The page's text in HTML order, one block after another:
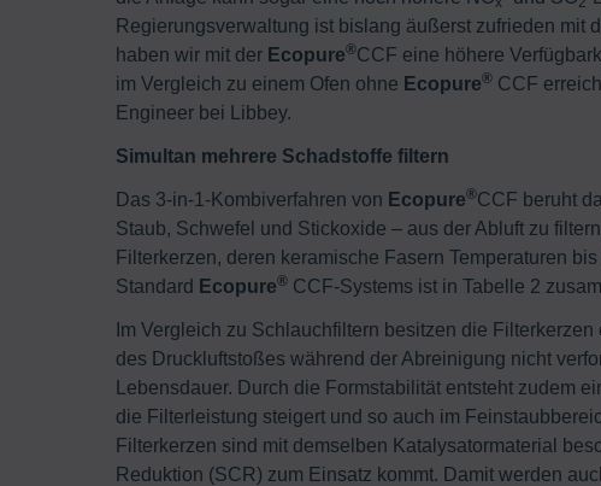
Regierungsverwaltung ist bislang äußerst zufrieden mit
haben wir mit der Ecopure®CCF eine höhere
im Vergleich zu einem Ofen ohne Ecopure® CCF
Engineer bei Libbey.
Simultan mehrere Schadstoffe filtern
Das 3-in-1-Kombiverfahren von Ecopure®CCF beruht
Staub, Schwefel und Stickoxide – aus der Abluft zu
Filterkerzen, deren keramische Fasern Temperaturen
Standard Ecopure® CCF-Systems ist in Tabelle 2
Im Vergleich zu Schlauchfiltern besitzen die
des Druckluftstoßes während der Abreinigung nicht
Lebensdauer. Durch die Formstabilität entsteht zudem
die Filterleistung steigert und so auch im
Filterkerzen sind mit demselben Katalysatormaterial
Reduktion (SCR) zum Einsatz kommt. Damit werden